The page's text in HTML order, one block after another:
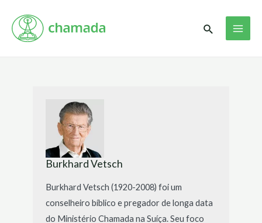
para
Pesquisar
Burkhard Vetsch
Burkhard Vetsch (1920-2008) foi um
conselheiro bíblico e pregador de longa data
do Ministério Chamada na Suíça. Seu foco